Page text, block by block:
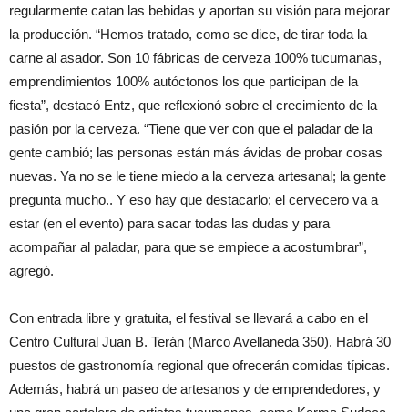
regularmente catan las bebidas y aportan su visión para mejorar
la producción. “Hemos tratado, como se dice, de tirar toda la
carne al asador. Son 10 fábricas de cerveza 100% tucumanas,
emprendimientos 100% autóctonos los que participan de la
fiesta”, destacó Entz, que reflexionó sobre el crecimiento de la
pasión por la cerveza. “Tiene que ver con que el paladar de la
gente cambió; las personas están más ávidas de probar cosas
nuevas. Ya no se le tiene miedo a la cerveza artesanal; la gente
pregunta mucho.. Y eso hay que destacarlo; el cervecero va a
estar (en el evento) para sacar todas las dudas y para
acompañar al paladar, para que se empiece a acostumbrar”,
agregó.
Con entrada libre y gratuita, el festival se llevará a cabo en el
Centro Cultural Juan B. Terán (Marco Avellaneda 350). Habrá 30
puestos de gastronomía regional que ofrecerán comidas típicas.
Además, habrá un paseo de artesanos y de emprendedores, y